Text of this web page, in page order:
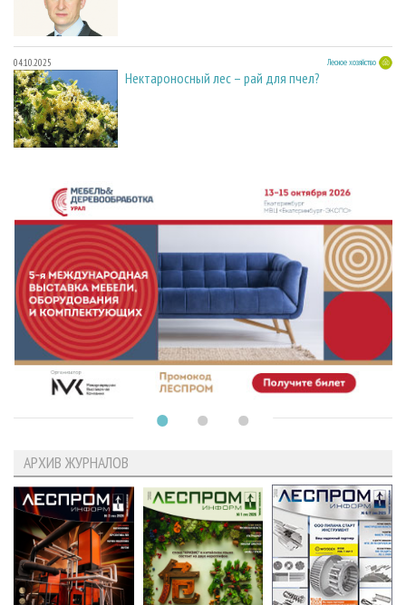
04.10.2025 Лесное хозяйство
Нектароносный лес – рай для пчел?
АРХИВ ЖУРНАЛОВ